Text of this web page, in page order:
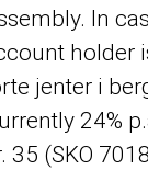
In
holder
jenter i
24%
35 (SKO